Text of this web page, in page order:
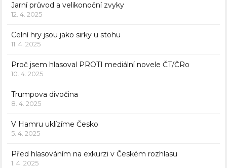
Jarní průvod a velikonoční zvyky
12. 4. 2025
Celní hry jsou jako sirky u stohu
11. 4. 2025
Proč jsem hlasoval PROTI mediální novele ČT/ČRo
10. 4. 2025
Trumpova divočina
8. 4. 2025
V Hamru uklízíme Česko
5. 4. 2025
Před hlasováním na exkurzi v Českém rozhlasu
1. 4. 2025